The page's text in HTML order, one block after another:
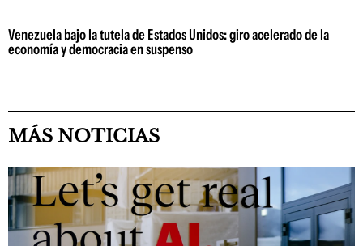
Venezuela bajo la tutela de Estados Unidos: giro acelerado de la
economía y democracia en suspenso
MÁS NOTICIAS